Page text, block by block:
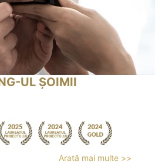
UL ȘOIMII
Arată mai multe >>